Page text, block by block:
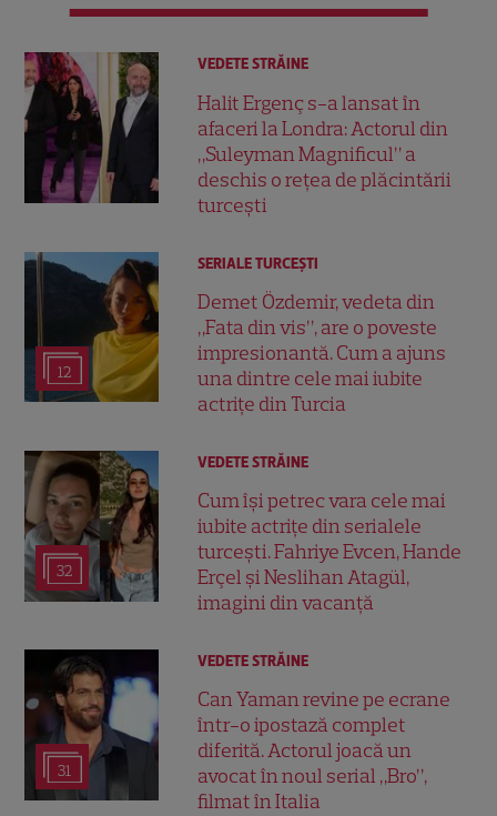
VEDETE STRĂINE
Halit Ergenç s-a lansat în
afaceri la Londra: Actorul din
„Suleyman Magnificul” a
deschis o rețea de plăcintării
turcești
12
SERIALE TURCEŞTI
Demet Özdemir, vedeta din
„Fata din vis”, are o poveste
impresionantă. Cum a ajuns
una dintre cele mai iubite
actrițe din Turcia
32
VEDETE STRĂINE
Cum își petrec vara cele mai
iubite actrițe din serialele
turcești. Fahriye Evcen, Hande
Erçel și Neslihan Atagül,
imagini din vacanță
31
VEDETE STRĂINE
Can Yaman revine pe ecrane
într-o ipostază complet
diferită. Actorul joacă un
avocat în noul serial „Bro”,
filmat în Italia